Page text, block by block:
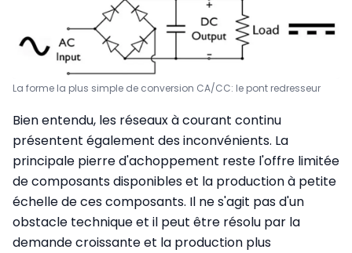
La forme la plus simple de conversion CA/CC: le pont redresseur
Bien entendu, les réseaux à courant continu
présentent également des inconvénients. La
principale pierre d'achoppement reste l'offre limitée
de composants disponibles et la production à petite
échelle de ces composants. Il ne s'agit pas d'un
obstacle technique et il peut être résolu par la
demande croissante et la production plus